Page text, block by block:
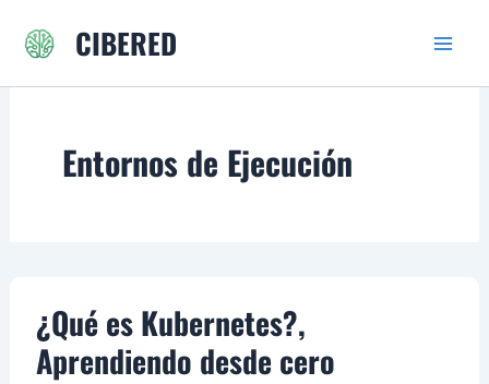
CIBERED
Entornos de Ejecución
¿Qué es Kubernetes?,
Aprendiendo desde cero